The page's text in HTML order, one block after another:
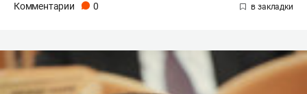
Комментарии 0